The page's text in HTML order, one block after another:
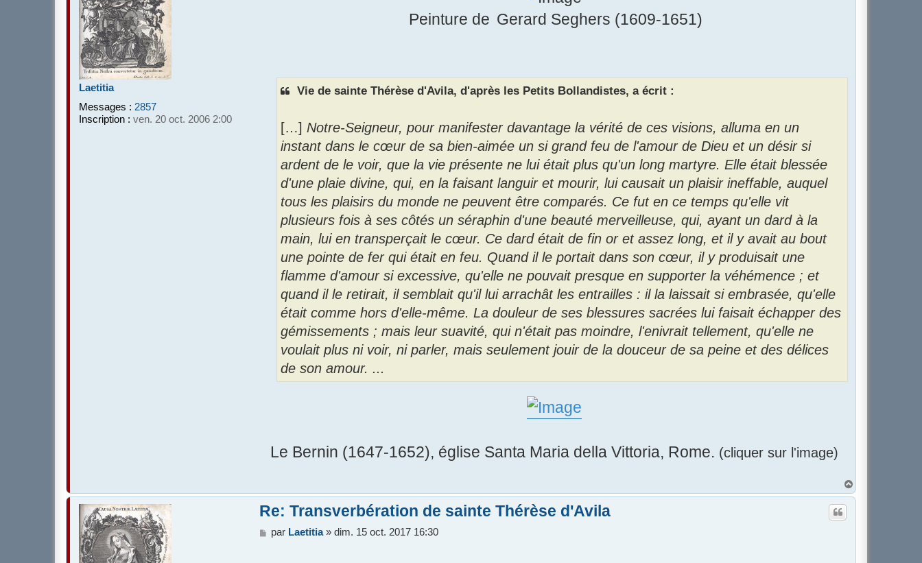
Laetitia
Messages : 2857
Inscription : ven. 20 oct. 2006 2:00
Peinture de Gerard Seghers (1609-1651)
Vie de sainte Thérèse d'Avila, d'après les Petits Bollandistes, a écrit :
[…] Notre-Seigneur, pour manifester davantage la vérité de ces visions, alluma en un
instant dans le cœur de sa bien-aimée un si grand feu de l'amour de Dieu et un désir si
ardent de le voir, que la vie présente ne lui était plus qu'un long martyre. Elle était blessée
d'une plaie divine, qui, en la faisant languir et mourir, lui causait un plaisir ineffable, auquel
tous les plaisirs du monde ne peuvent être comparés. Ce fut en ce temps qu'elle vit
plusieurs fois à ses côtés un séraphin d'une beauté merveilleuse, qui, ayant un dard à la
main, lui en transperçait le cœur. Ce dard était de fin or et assez long, et il y avait au bout
une pointe de fer qui était en feu. Quand il le portait dans son cœur, il y produisait une
flamme d'amour si excessive, qu'elle ne pouvait presque en supporter la véhémence ; et
quand il le retirait, il semblait qu'il lui arrachât les entrailles : il la laissait si embrasée, qu'elle
était comme hors d'elle-même. La douleur de ses blessures sacrées lui faisait échapper des
gémissements ; mais leur suavité, qui n'était pas moindre, l'enivrait tellement, qu'elle ne
voulait plus ni voir, ni parler, mais seulement jouir de la douceur de sa peine et des délices
de son amour. ...
Le Bernin (1647-1652), église Santa Maria della Vittoria, Rome. (cliquer sur l'image)
a
u
Re: Transverbération de sainte Thérèse d'Avila
M
par Laetitia»dim. 15 oct. 2017 16:30